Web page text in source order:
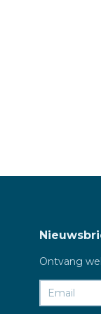
Ontvang